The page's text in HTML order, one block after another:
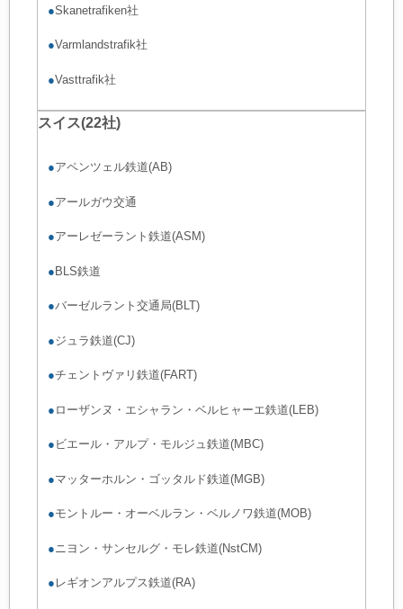
●Skanetrafiken社
●Varmlandstrafik社
●Vasttrafik社
スイス(22社)
●アペンツェル鉄道(AB)
●アールガウ交通
●アーレゼーラント鉄道(ASM)
●BLS鉄道
●バーゼルラント交通局(BLT)
●ジュラ鉄道(CJ)
●チェントヴァリ鉄道(FART)
● ローザンヌ・エシャラン・ベルヒャーエ鉄道(LEB)
● ビエール・アルプ・モルジュ鉄道(MBC)
●マッターホルン・ゴッタルド鉄道(MGB)
●モントルー・オーベルラン・ベルノワ鉄道(MOB)
● ニヨン・サンセルグ・モレ鉄道(NstCM)
● レギオンアルプス鉄道(RA)